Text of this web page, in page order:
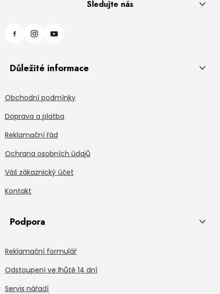
Sledujte nás
Důležité informace
Obchodní podmínky
Doprava a platba
Reklamační řád
Ochrana osobních údajů
Váš zákaznický účet
Kontakt
Podpora
Reklamační formulář
Odstoupení ve lhůtě 14 dní
Servis nářadí